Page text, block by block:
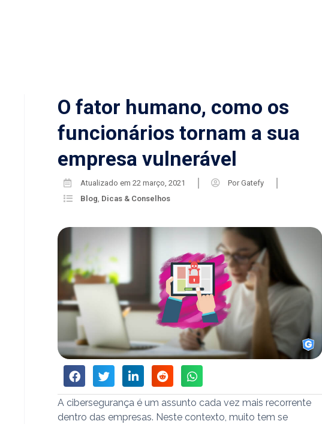
O fator humano, como os
funcionários tornam a sua
empresa vulnerável
Atualizado em 22 março, 2021 PorGatefy
Blog Dicas & Conselhos
A cibersegurança é um assunto cada vez mais recorrente
dentro das empresas. Neste contexto, muito tem se